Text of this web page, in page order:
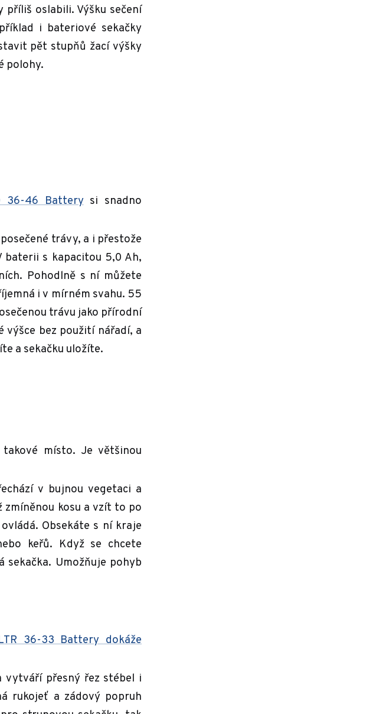
oslabili. Výšku sečení
i bateriové sekačky
pět stupňů žací výšky
polohy.
36-46 Batterysi snadno
trávy, a i přestože
s kapacitou 5,0 Ah,
Pohodlně s ní můžete
i v mírném svahu. 55
trávu jako přírodní
výšce bez použití nářadí, a
a sekačku uložíte.
místo. Je většinou
v bujnou vegetaci a
zmíněnou kosu a vzít to po
Obsekáte s ní kraje
keřů. Když se chcete
Umožňuje pohyb
36-33 Battery dokáže
vytváří přesný řez stébel i
rukojeť a zádový popruh